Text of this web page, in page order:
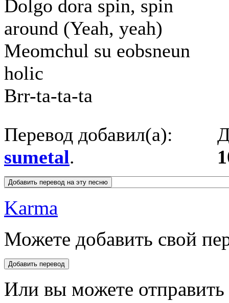
Dolgo dora spin, spin
around (Yeah, yeah)
Meomchul su eobsneun
holic
Brr-ta-ta-ta
Перевод добавил(а):
sumetal.
Karma
Можете добавить свой
Или вы можете отправить